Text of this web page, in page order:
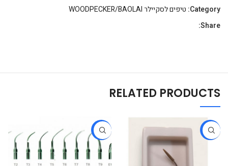
Category: טיפים לסקיילר WOODPECKER/BAOLAI
Share:
RELATED PRODUCTS
-29%
-52%